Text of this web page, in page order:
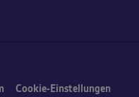
Cookie-Einstellungen